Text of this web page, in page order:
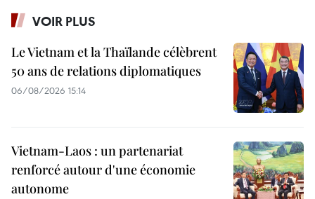
VOIR PLUS
Le Vietnam et la Thaïlande célèbrent
50 ans de relations diplomatiques
06/08/2026 15:14
Vietnam-Laos : un partenariat
renforcé autour d'une économie
autonome